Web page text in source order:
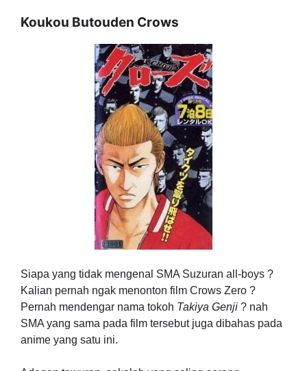
Koukou Butouden Crows
Siapa yang tidak mengenal SMA Suzuran all-boys ?
Kalian pernah ngak menonton film Crows Zero ?
Pernah mendengar nama tokoh Takiya Genji ? nah
SMA yang sama pada film tersebut juga dibahas pada
anime yang satu ini.